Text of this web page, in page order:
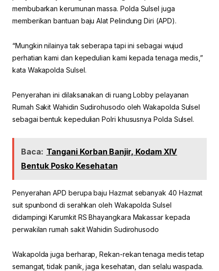
membubarkan kerumunan massa. Polda Sulsel juga
memberikan bantuan baju Alat Pelindung Diri (APD).
“Mungkin nilainya tak seberapa tapi ini sebagai wujud
perhatian kami dan kepedulian kami kepada tenaga medis,”
kata Wakapolda Sulsel.
Penyerahan ini dilaksanakan di ruang Lobby pelayanan
Rumah Sakit Wahidin Sudirohusodo oleh Wakapolda Sulsel
sebagai bentuk kepedulian Polri khususnya Polda Sulsel.
Baca: Tangani Korban Banjir, Kodam XIV
Bentuk Posko Kesehatan
Penyerahan APD berupa baju Hazmat sebanyak 40 Hazmat
suit spunbond di serahkan oleh Wakapolda Sulsel
didampingi Karumkit RS Bhayangkara Makassar kepada
perwakilan rumah sakit Wahidin Sudirohusodo
Wakapolda juga berharap, Rekan-rekan tenaga medis tetap
semangat, tidak panik, jaga kesehatan, dan selalu waspada.